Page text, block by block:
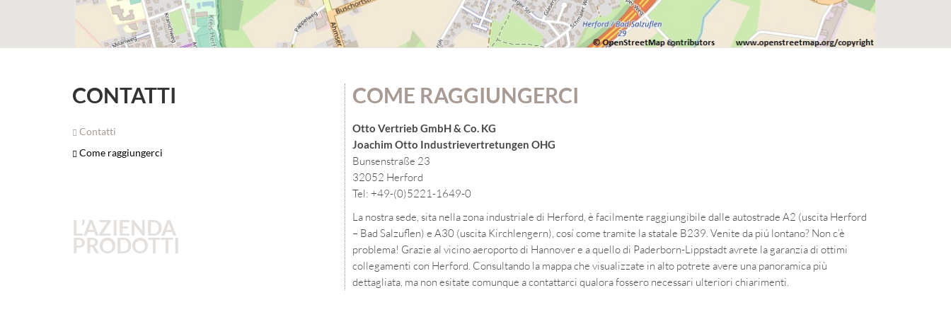
CONTATTI
Contatti
Come raggiungerci
L’AZIENDA
PRODOTTI
COME RAGGIUNGERCI
Otto Vertrieb GmbH & Co. KG
Joachim Otto Industrievertretungen OHG
Bunsenstraße 23
32052 Herford
Tel: +49-(0)5221-1649-0
La nostra sede, sita nella zona industriale di Herford, è facilmente raggiungibile dalle autostrade A2 (uscita Herford
– Bad Salzuflen) e A30 (uscita Kirchlengern), cosí come tramite la statale B239. Venite da piú lontano? Non c’è
problema! Grazie al vicino aeroporto di Hannover e a quello di Paderborn-Lippstadt avrete la garanzia di ottimi
collegamenti con Herford. Consultando la mappa che visualizzate in alto potrete avere una panoramica più
dettagliata, ma non esitate comunque a contattarci qualora fossero necessari ulteriori chiarimenti.